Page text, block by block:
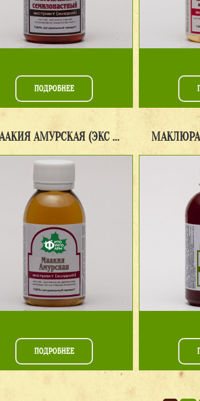
ПОДРОБНЕЕ
АМУРСКАЯ (ЭКС ...
ПОДРОБНЕЕ
МАКЛЮРА